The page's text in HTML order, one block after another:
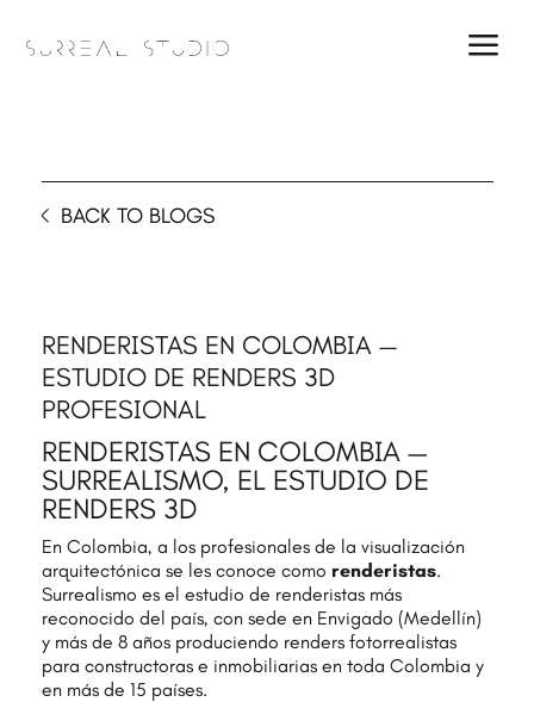
a
BACK TO BLOGS
RENDERISTAS EN COLOMBIA —
ESTUDIO DE RENDERS 3D
PROFESIONAL
RENDERISTAS EN COLOMBIA —
SURREALISMO, EL ESTUDIO DE
RENDERS 3D
En Colombia, a los profesionales de la visualización
arquitectónica se les conoce como renderistas.
Surrealismo es el estudio de renderistas más
reconocido del país, con sede en Envigado (Medellín)
y más de 8 años produciendo renders fotorrealistas
para constructoras e inmobiliarias en toda Colombia y
en más de 15 países.